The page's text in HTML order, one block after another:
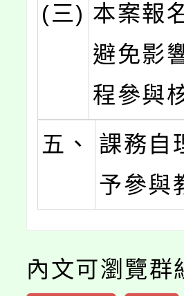
(三) 本案報
避免影
程參與
五、
課務自
予參與
內文可瀏覽群